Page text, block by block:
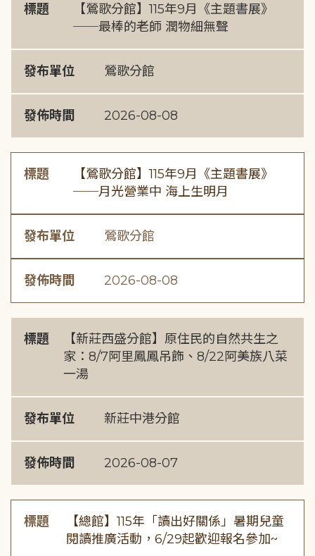
標題
【鶯歌分館】115年9月《主題書展》
──最棒的老師 潤物細無聲
發布單位 鶯歌分館
發佈時間 2026-08-08
標題
【鶯歌分館】115年9月《主題書展》
──月光營業中 海上生明月
發布單位 鶯歌分館
發佈時間 2026-08-08
標題
【新莊西盛分館】原住民的自然共生之
家：8/7阿里鳳鳳吊飾、8/22阿美族八菜
一湯
發布單位 新莊中港分館
發佈時間 2026-08-07
標題
【總館】115年「讀出好關係」暑期兒童
閱讀推廣活動，6/29起歡迎報名參加~